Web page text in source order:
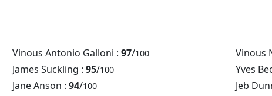
Vinous Antonio Galloni : 97/100 Vinous
James Suckling : 95/100 Yves
Jane Anson : 94/100 Jeb